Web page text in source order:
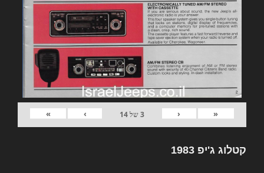
«
‹
3של14
›
»
קטלוג ג'יפ 1983